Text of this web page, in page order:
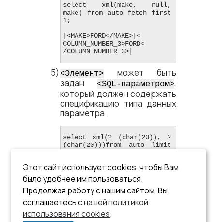
select xml(make, null,
make) from auto fetch first
1;
|<​MAKE​>FORD<​/MAKE​>|<​
COLUMN_NUMBER_3​>FORD<​
/COLUMN_NUMBER_3​>|
<​Элемент​>
может быть
задан
<​SQL-параметром​>,
который должен содержать
спецификацию типа данных
параметра.
select xml(? (char(20)), ?
(char(20)))from auto limit
year
|<​COLUMN_NUMBER_1​>make<​
/COLUMN_NUMBER_1​>
<​COLUMN_NUMBER_2​>year<​
/COLUMN_NUMBER_2​>|
Этот сайт использует cookies, чтобы Вам
было удобнее им пользоваться.
Продолжая работу с нашим сайтом, Вы
соглашаетесь снашей политикой
использования cookies.